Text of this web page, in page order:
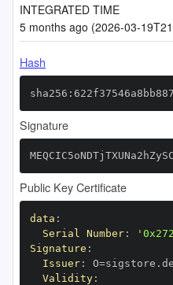
INTEGRATED TIME
5 months ago (2026-03-
Hash
Signature
Public Key Certificate
data :
Serial Number:
Signature :
Issuer:
Validity: